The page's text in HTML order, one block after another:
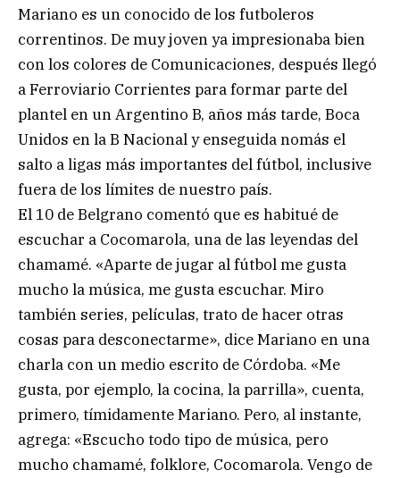
Mariano es un conocido de los futboleros
correntinos. De muy joven ya impresionaba bien
con los colores de Comunicaciones, después llegó
a Ferroviario Corrientes para formar parte del
plantel en un Argentino B, años más tarde, Boca
Unidos en la B Nacional y enseguida nomás el
salto a ligas más importantes del fútbol, inclusive
fuera de los límites de nuestro país.
El 10 de Belgrano comentó que es habitué de
escuchar a Cocomarola, una de las leyendas del
chamamé. «Aparte de jugar al fútbol me gusta
mucho la música, me gusta escuchar. Miro
también series, películas, trato de hacer otras
cosas para desconectarme», dice Mariano en una
charla con un medio escrito de Córdoba. «Me
gusta, por ejemplo, la cocina, la parrilla», cuenta,
primero, tímidamente Mariano. Pero, al instante,
agrega: «Escucho todo tipo de música, pero
mucho chamamé, folklore, Cocomarola. Vengo de